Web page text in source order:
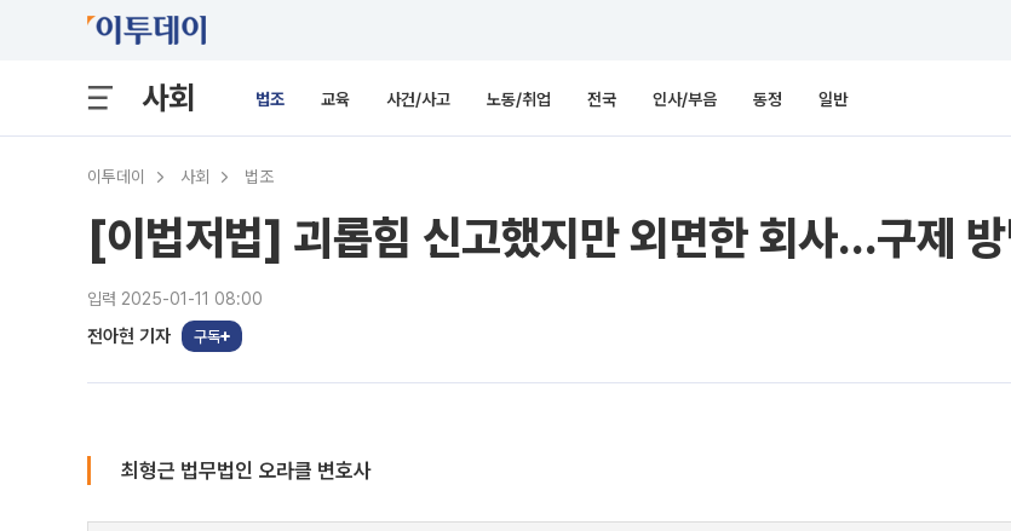
사회 법조 교육 사건/사고 노동/취업 전국 인사/부음 동정 일반
이투데이 사회 법조
[이법저법] 괴롭힘 신고했지만 외면한 회사…구제
입력 2025-01-11 08:00
전아현 기자 구독
최형근 법무법인 오라클 변호사